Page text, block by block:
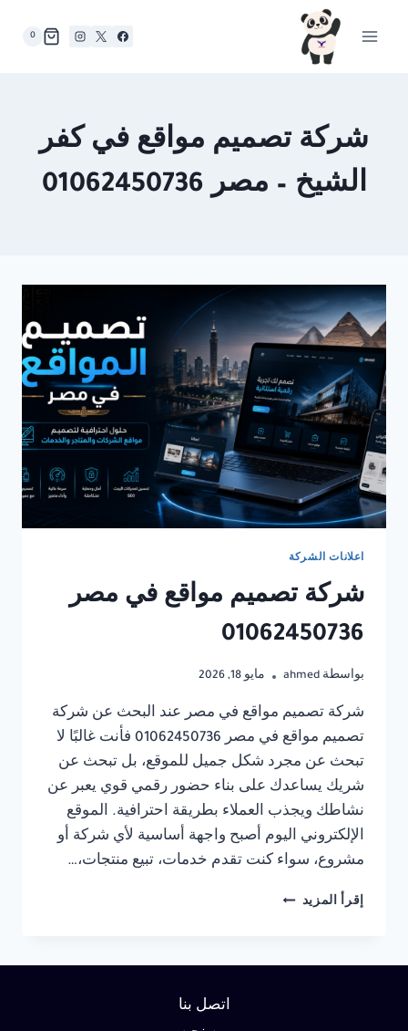
0
شركة تصميم مواقع في كفر
الشيخ – مصر 01062450736
اعلانات الشركة
شركة تصميم مواقع في مصر
01062450736
بواسطة ahmed مايو 18, 2026
شركة تصميم مواقع في مصر عند البحث عن شركة
تصميم مواقع في مصر 01062450736 فأنت غالبًا لا
تبحث عن مجرد شكل جميل للموقع، بل تبحث عن
شريك يساعدك على بناء حضور رقمي قوي يعبر عن
نشاطك ويجذب العملاء بطريقة احترافية. الموقع
الإلكتروني اليوم أصبح واجهة أساسية لأي شركة أو
مشروع، سواء كنت تقدم خدمات، تبيع منتجات،…
إقرأ المزيد شركة
اتصل بنا